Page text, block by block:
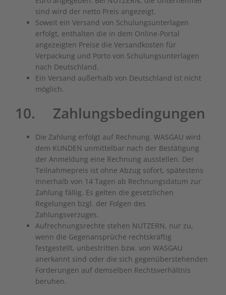
sind wird der netto Preis angezeigt.
Soweit ein Versand von Schulungsunterlagen
erfolgt, enthalten die in dem Online-Portal
angezeigten Preise die Versandkosten für
Verpackung und Porto von Schulungsunterlagen
nach Deutschland.
Ein Versand außerhalb von Deutschland ist nicht
möglich.
10. Zahlungsbedingungen
Die Zahlung erfolgt auf Rechnung. WASGAU wird
dem KUNDEN unmittelbar nach der Bestätigung
der Anmeldung eine Rechnung ausstellen. Der
Teilnahmepreis ist ohne Abzug sofort, spätestens
innerhalb von 14 Tagen ab Rechnungsdatum zur
Zahlung fällig. Es gelten die gesetzlichen
Regelungen bzgl. der Folgen des
Zahlungsverzuges.
Aufrechnungsrechte stehen NUTZERN, nur zu,
wenn die Gegenansprüche rechtskräftig
festgestellt, unbestritten bzw. von WASGAU
anerkannt sind oder die sich gegenüberstehenden
Forderungen auf demselben Rechtsverhältnis
beruhen.